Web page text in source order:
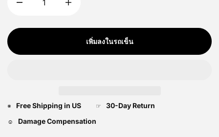
เพิ่มลงในรถเข็น
※ Free Shipping in US ☞ 30-Day Return
☺ Damage Compensation